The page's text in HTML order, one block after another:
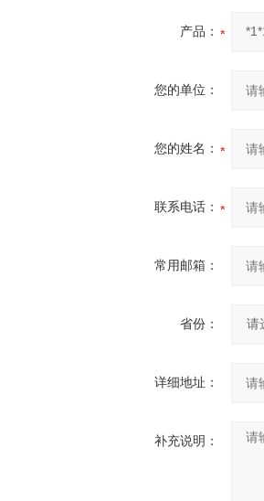
产品：
您的单位：
您的姓名：
联系电话：
常用邮箱：
省份：
详细地址：
补充说明：